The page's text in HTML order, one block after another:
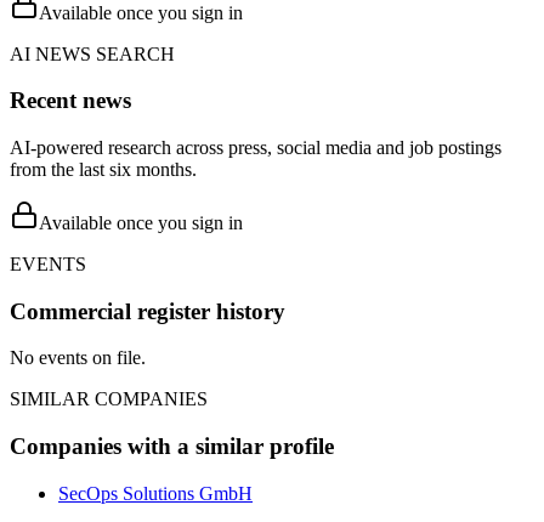
Available once you sign in
AI NEWS SEARCH
Recent news
AI-powered research across press, social media and job postings
from the last six months.
Available once you sign in
EVENTS
Commercial register history
No events on file.
SIMILAR COMPANIES
Companies with a similar profile
SecOps Solutions GmbH